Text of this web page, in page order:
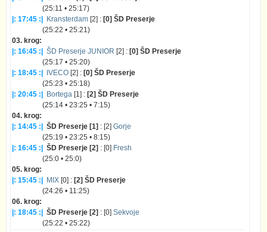
(25:11 • 25:17)
|: 17:45 :| Kransterdam [2] : [0] ŠD Preserje
(25:22 • 25:21)
03. krog:
|: 16:45 :| ŠD Preserje JUNIOR [2] : [0] ŠD Preserje
(25:17 • 25:20)
|: 18:45 :| IVECO [2] : [0] ŠD Preserje
(25:23 • 25:18)
|: 20:45 :| Bortega [1] : [2] ŠD Preserje
(25:14 • 23:25 • 7:15)
04. krog:
|: 14:45 :| ŠD Preserje [1] : [2] Gorje
(25:19 • 23:25 • 8:15)
|: 16:45 :| ŠD Preserje [2] : [0] Fresh
(25:0 • 25:0)
05. krog:
|: 15:45 :| MIX [0] : [2] ŠD Preserje
(24:26 • 11:25)
06. krog:
|: 18:45 :| ŠD Preserje [2] : [0] Sekvoje
(25:22 • 25:22)